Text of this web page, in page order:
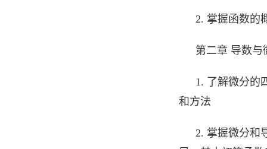
2. 掌握函数的
第二章 导数与
1. 了解微分的
和方法
2. 掌握微分和